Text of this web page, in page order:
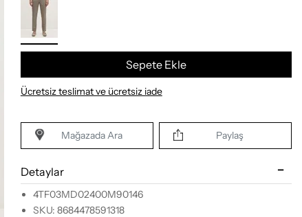
Sepete Ekle
Ücretsiz teslimat ve ücretsiz iade
Mağazada Ara Paylaş
Detaylar
4TF03MD02400M90146
SKU: 8684478591318